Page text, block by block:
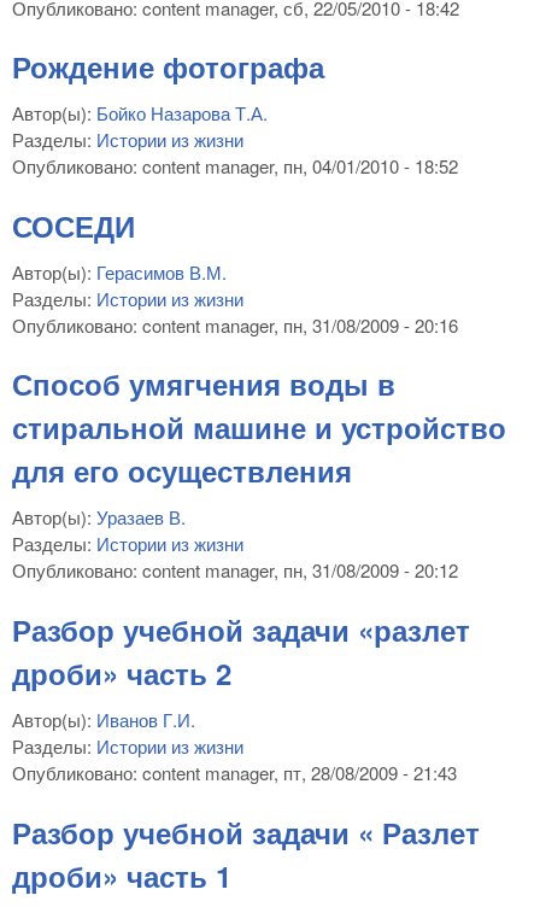
Опубликовано: content manager, сб, 22/05/2010 - 18:42
Рождение фотографа
Автор(ы): Бойко Назарова Т.А.
Разделы: Истории из жизни
Опубликовано: content manager, пн, 04/01/2010 - 18:52
СОСЕДИ
Автор(ы): Герасимов В.М.
Разделы: Истории из жизни
Опубликовано: content manager, пн, 31/08/2009 - 20:16
Способ умягчения воды в
стиральной машине и устройство
для его осуществления
Автор(ы): Уразаев В.
Разделы: Истории из жизни
Опубликовано: content manager, пн, 31/08/2009 - 20:12
Разбор учебной задачи «разлет
дроби» часть 2
Автор(ы): Иванов Г.И.
Разделы: Истории из жизни
Опубликовано: content manager, пт, 28/08/2009 - 21:43
Разбор учебной задачи « Разлет
дроби» часть 1